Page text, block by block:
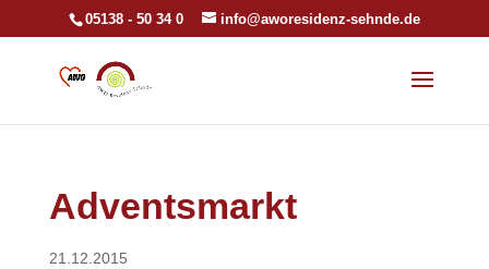
05138 - 50 34 0 info@aworesidenz-sehnde.de
Adventsmarkt
21.12.2015